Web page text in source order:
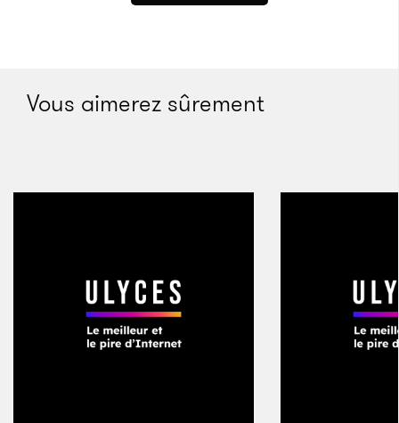
concierge de l’immeuble a rassemblé au cours de
l’année écoulée, suivant les décès ou les départs de
ses résident·e·s. Un grand poster de Johnny Depp en
Vous aimerez sûrement